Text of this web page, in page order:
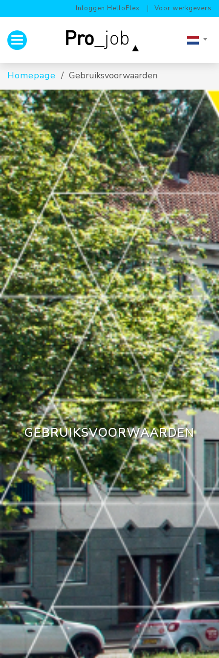
Inloggen HelloFlex Voor werkgevers
Toggle navigation
Homepage Gebruiksvoorwaarden
GEBRUIKSVOORWAARDEN